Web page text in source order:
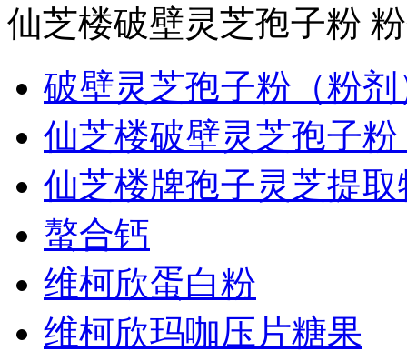
仙芝楼破壁灵芝孢子粉
破壁灵芝孢子粉（粉剂
仙芝楼破壁灵芝孢子粉
仙芝楼牌孢子灵芝提
螯合钙
维柯欣蛋白粉
维柯欣玛咖压片糖果